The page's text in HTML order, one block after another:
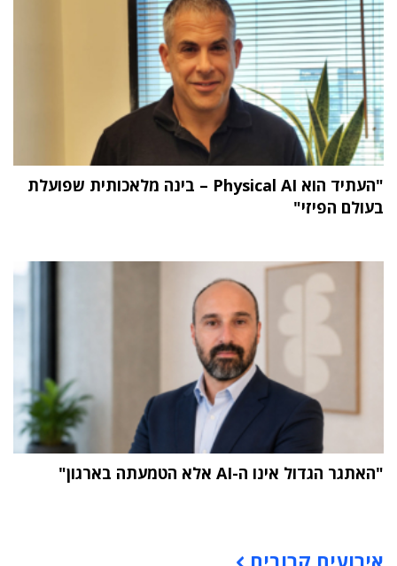
"העתיד הוא Physical AI – בינה מלאכותית שפועלת
בעולם הפיזי"
"האתגר הגדול אינו ה-AI אלא הטמעתה בארגון"
אירועים קרובים